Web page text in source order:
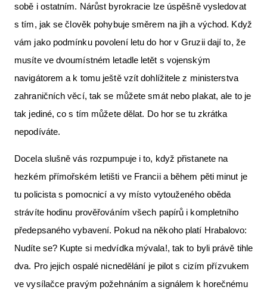
sobě i ostatním. Nárůst byrokracie lze úspěšně vysledovat
s tím, jak se člověk pohybuje směrem na jih a východ. Když
vám jako podmínku povolení letu do hor v Gruzii dají to, že
musíte ve dvoumístném letadle letět s vojenským
navigátorem a k tomu ještě vzít dohlížitele z ministerstva
zahraničních věcí, tak se můžete smát nebo plakat, ale to je
tak jediné, co s tím můžete dělat. Do hor se tu zkrátka
nepodíváte.
Docela slušně vás rozpumpuje i to, když přistanete na
hezkém přímořském letišti ve Francii a během pěti minut je
tu policista s pomocnicí a vy místo vytouženého oběda
strávíte hodinu prověřováním všech papírů i kompletního
předepsaného vybavení. Pokud na někoho platí Hrabalovo:
Nudíte se? Kupte si medvídka mývala!, tak to byli právě tihle
dva. Pro jejich ospalé nicnedělání je pilot s cizím přízvukem
ve vysílačce pravým požehnáním a signálem k horečnému